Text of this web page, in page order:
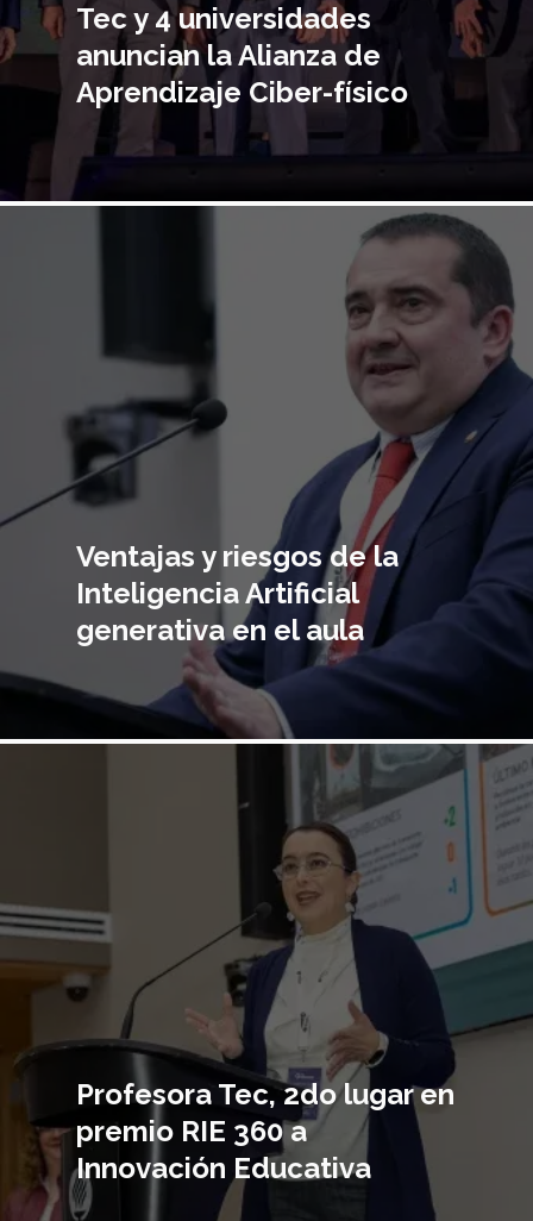
Tec y 4 universidades
anuncian la Alianza de
Aprendizaje Ciber-físico
Ventajas y riesgos de la
Inteligencia Artificial
generativa en el aula
Profesora Tec, 2do lugar en
premio RIE 360 a
Innovación Educativa